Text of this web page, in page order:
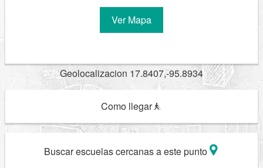
Ver Mapa
Geolocalizacion 17.8407,-95.8934
Como llegar
Buscar escuelas cercanas a este punto